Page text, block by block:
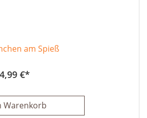
am Spieß
€
Warenkorb